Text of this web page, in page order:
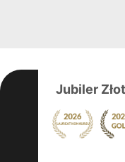
Jubiler